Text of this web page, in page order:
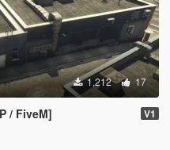
1,212 17
/ FiveM] V1